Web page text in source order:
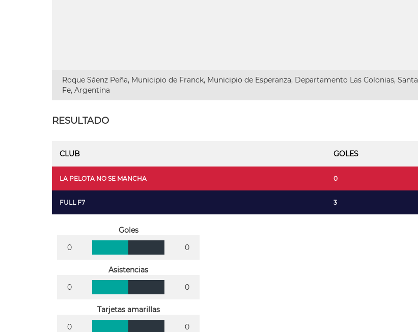
Roque Sáenz Peña, Municipio de Franck, Municipio de Esperanza, Departamento Las Colonias, Santa
Fe, Argentina
RESULTADO
CLUB GOLES
LA PELOTA NO SE MANCHA 0
FULL F7 3
Goles
0
0
Asistencias
0
0
Tarjetas amarillas
0
0